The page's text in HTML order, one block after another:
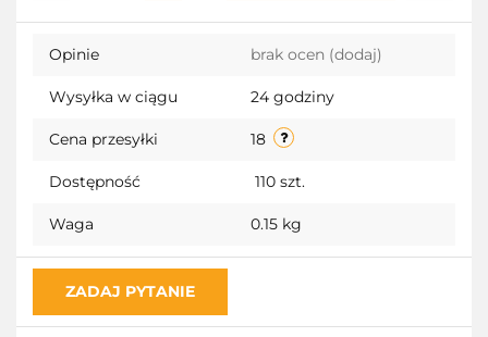
Do
Opinie brak ocen (dodaj)
Wysyłka w ciągu 24 godziny
Cena przesyłki 18
Dostępność 110 szt.
Waga 0.15 kg
ZADAJ PYTANIE